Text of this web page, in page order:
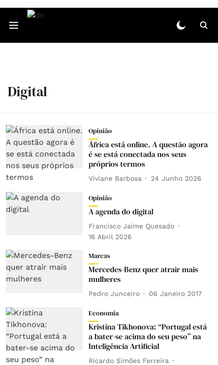
Digital
Opinião
África está online. A questão agora
é se está conectada nos seus
próprios termos
Viviane Barbosa 24 Junho 2026
Opinião
A agenda do digital
Francisco Jaime Quesado
16 Abril 2026
Marcas
Mercedes-Benz quer atrair mais
mulheres
Pedro Junceiro 06 Janeiro 2017
Economia
Kristina Tikhonova: “Portugal está
a bater-se acima do seu peso” na
Inteligência Artificial
Ricardo Simões Ferreira